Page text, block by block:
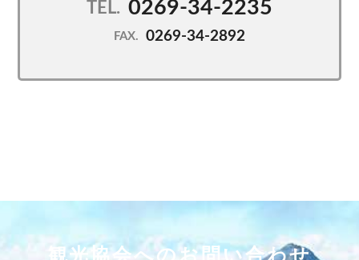
TEL. 0269-34-2235
FAX. 0269-34-2892
観光協会へのお問い合わせ